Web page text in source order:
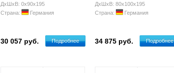
ДхШхВ: 0х90х195
Страна:
Германия
30 057 руб. Подробнее
ДхШхВ: 80х100х195
Страна:
Германия
34 875 руб. Подробнее